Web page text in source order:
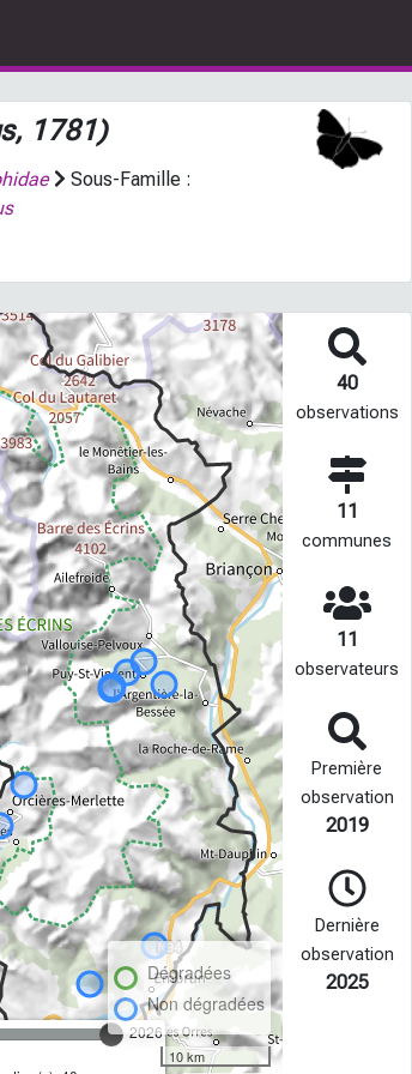
1781)
Sous-Famille :
2026
Dégradées
Non dégradées
10 km
40
observations
11
communes
11
observateurs
Première
observation
2019
Dernière
observation
2025